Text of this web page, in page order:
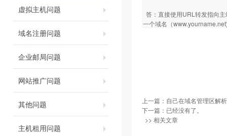
虚拟主机问题
域名注册问题
企业邮局问题
网站推广问题
其他问题
主机租用问题
答：直接使用URL转发指向
一个域名（
上一篇： 自己在域名管理区解
下一篇：已经没有了。
>> 相关文章